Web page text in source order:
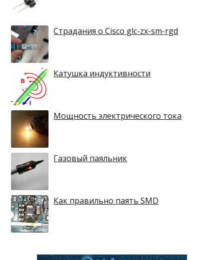
Страдания о Cisco glc-zx-sm-rgd
Катушка индуктивности
Мощность электрического тока
Газовый паяльник
Как правильно паять SMD